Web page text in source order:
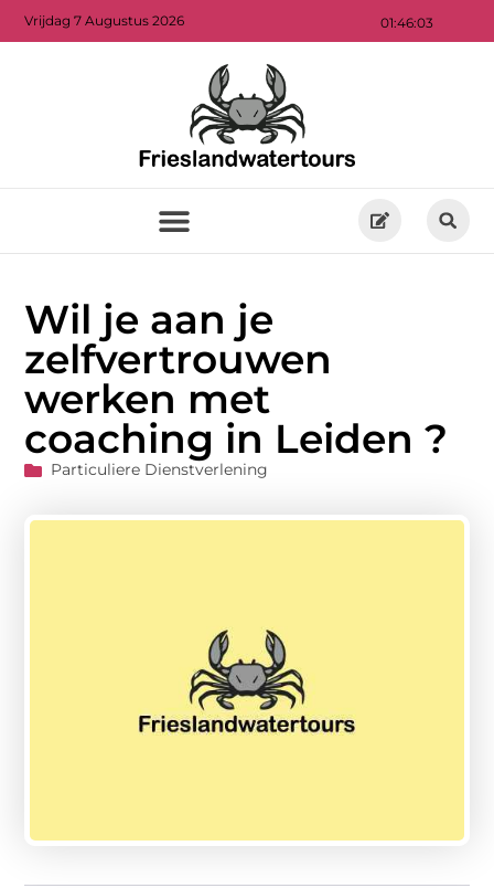
01:46:03
Vrijdag 7 Augustus 2026
Wil je aan je
zelfvertrouwen
werken met
coaching in Leiden ?
Particuliere Dienstverlening